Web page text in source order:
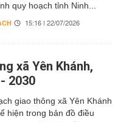
quy hoạch tỉnh Ninh...
15:16 | 22/07/2026
xã Yên Khánh,
2030
giao thông xã Yên Khánh
hiện trong bản đồ điều